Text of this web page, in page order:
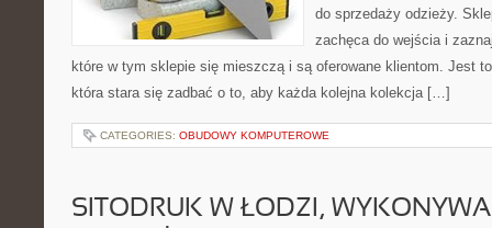
do sprzedaży odzieży.
zachęca do wejścia i
które w tym sklepie się mieszczą i są oferowane klientom. Jest
która stara się zadbać o to, aby każda kolejna kolekcja […]
CATEGORIES: OBUDOWY KOMPUTEROWE
SITODRUK W ŁODZI,